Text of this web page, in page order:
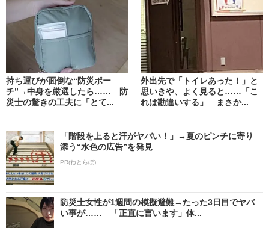
持ち運びが面倒な“防災ポー
チ”→中身を厳選したら…… 防
災士の驚きの工夫に「とて...
外出先で「トイレあった！」と
思いきや、よく見ると……「こ
れは勘違いする」 まさか...
「階段を上ると汗がヤバい！」→夏のピンチに寄り
添う“水色の広告”を発見
PR(ねとらぼ)
防災士女性が1週間の模擬避難→たった3日目でヤバ
い事が…… 「正直に言います」体...